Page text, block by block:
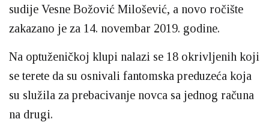
sudije Vesne Božović Milošević, a novo ročište
zakazano je za 14. novembar 2019. godine.
Na optuženičkoj klupi nalazi se 18 okrivljenih koji
se terete da su osnivali fantomska preduzeća koja
su služila za prebacivanje novca sa jednog računa
na drugi.